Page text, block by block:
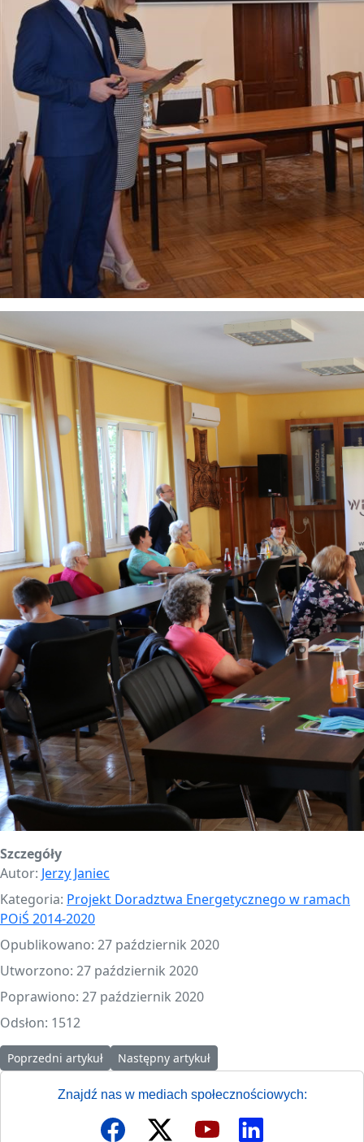
Szczegóły
Autor: Jerzy Janiec
Kategoria: Projekt Doradztwa Energetycznego w ramach
POiŚ 2014-2020
Opublikowano: 27 październik 2020
Utworzono: 27 październik 2020
Poprawiono: 27 październik 2020
Odsłon: 1512
Poprzedni artykuł: Poradnik „Termomodernizacja domu
Poprzedni artykuł Następny artykuł: Cykl webinariów
Następny artykuł
Znajdź nas w mediach społecznościowych: